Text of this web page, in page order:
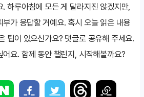
하루아침에 모든 게 달라지진 않겠지만,
가 응답할 거예요. 혹시 오늘 읽은 내용
팁이 있으신가요? 댓글로 공유해 주세요.
요. 함께 동안 챌린지, 시작해볼까요?